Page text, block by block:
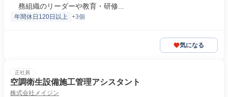
務組織のリーダーや教育・研修...
年間休日120日以上 +3個
気になる
正社員
空調衛生設備施工管理アシスタント
株式会社メイジン